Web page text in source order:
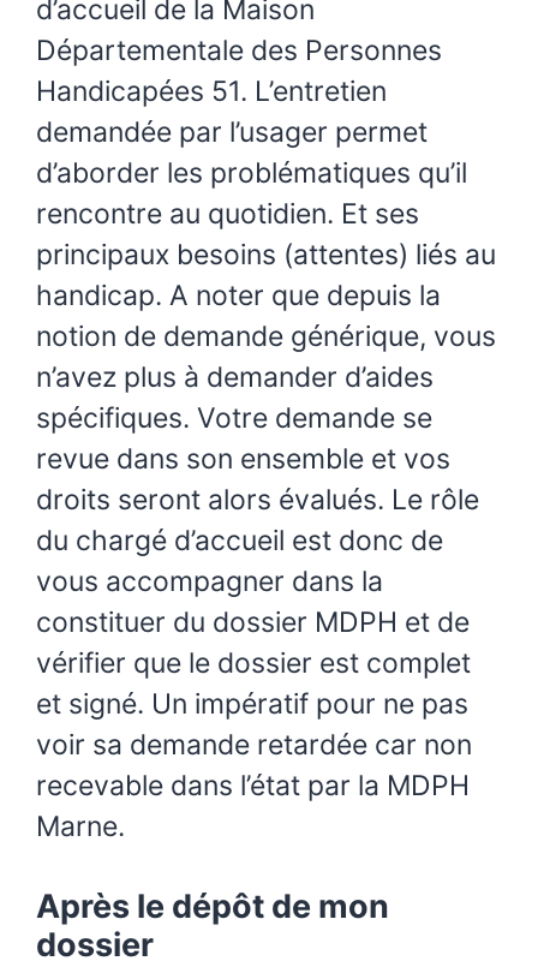
d’accueil de la Maison
Départementale des Personnes
Handicapées 51. L’entretien
demandée par l’usager permet
d’aborder les problématiques qu’il
rencontre au quotidien. Et ses
principaux besoins (attentes) liés au
handicap. A noter que depuis la
notion de demande générique, vous
n’avez plus à demander d’aides
spécifiques. Votre demande se
revue dans son ensemble et vos
droits seront alors évalués. Le rôle
du chargé d’accueil est donc de
vous accompagner dans la
constituer du dossier MDPH et de
vérifier que le dossier est complet
et signé. Un impératif pour ne pas
voir sa demande retardée car non
recevable dans l’état par la MDPH
Marne.
Après le dépôt de mon
dossier